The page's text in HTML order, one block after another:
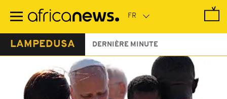
contenu
LAMPEDUSA DERNIÈRE MINUTE